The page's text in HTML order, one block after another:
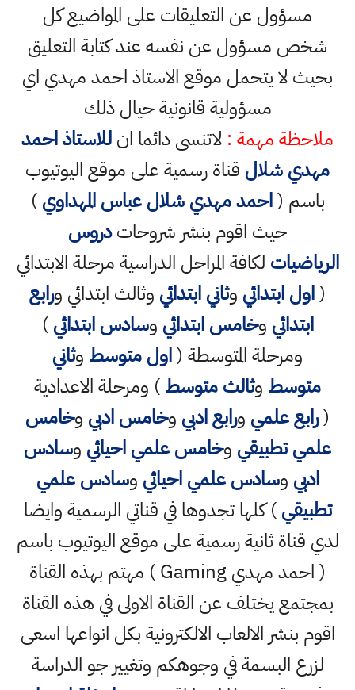
مسؤول عن التعليقات على المواضيع كل
شخص مسؤول عن نفسه عند كتابة التعليق
بحيث لا يتحمل موقع الاستاذ احمد مهدي اي
مسؤولية قانونية حيال ذلك
ملاحظة مهمة : لاتنسى دائما انللاستاذ احمد
مهدي شلال قناة رسمية على موقع اليوتيوب
باسم (احمد مهدي شلال عباس المهداوي)
حيث اقوم بنشر شروحاتدروس
الرياضيات لكافة المراحل الدراسية مرحلة الابتدائي
(اول ابتدائي وثاني ابتدائي وثالث ابتدائي ورابع
ابتدائي وخامس ابتدائي وسادس ابتدائي)
ومرحلة المتوسطة (اول متوسط وثاني
متوسط وثالث متوسط) ومرحلة الاعدادية
(رابع علمي ورابع ادبي وخامس ادبي وخامس
علمي تطبيقي وخامس علمي احيائي وسادس
ادبي وسادس علمي احيائي وسادس علمي
تطبيقي) كلها تجدوها في قناتي الرسمية وايضا
لدي قناة ثانية رسمية على موقع اليوتيوب باسم
( احمد مهدي Gaming ) مهتم بهذه القناة
بمجتمع يختلف عن القناة الاولى في هذه القناة
اقوم بنشر الالعاب الالكترونية بكل انواعها اسعى
لزرع البسمة في وجوهكم وتغيير جو الدراسة